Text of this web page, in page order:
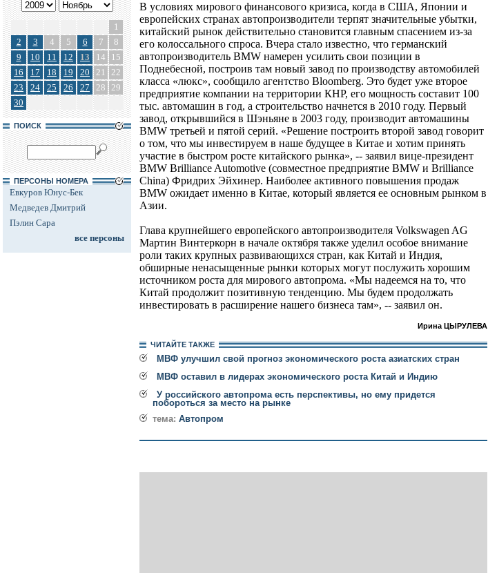
1
2
3 4 5 6 7
8
9
10 11 12 13 14
15
16
17 18 19 20 21
22
23
24 25 26 27 28 29
30
ПОИСК
ПЕРСОНЫ НОМЕРА
Евкуров Юнус-Бек
Медведев Дмитрий
Пэлин Сара
все персоны
В условиях мирового финансового кризиса, когда в США, Японии и
европейских странах автопроизводители терпят значительные убытки,
китайский рынок действительно становится главным спасением из-за
его колоссального спроса. Вчера стало известно, что германский
автопроизводитель BMW намерен усилить свои позиции в
Поднебесной, построив там новый завод по производству автомобилей
класса «люкс», сообщило агентство Bloomberg. Это будет уже второе
предприятие компании на территории КНР, его мощность составит 100
тыс. автомашин в год, а строительство начнется в 2010 году. Первый
завод, открывшийся в Шэньяне в 2003 году, производит автомашины
BMW третьей и пятой серий. «Решение построить второй завод говорит
о том, что мы инвестируем в наше будущее в Китае и хотим принять
участие в быстром росте китайского рынка», -- заявил вице-президент
BMW Brilliance Automotive (совместное предприятие BMW и Brilliance
China) Фридрих Эйхинер. Наиболее активного повышения продаж
BMW ожидает именно в Китае, который является ее основным рынком в
Азии.
Глава крупнейшего европейского автопроизводителя Volkswagen AG
Мартин Винтеркорн в начале октября также уделил особое внимание
роли таких крупных развивающихся стран, как Китай и Индия,
обширные ненасыщенные рынки которых могут послужить хорошим
источником роста для мирового автопрома. «Мы надеемся на то, что
Китай продолжит позитивную тенденцию. Мы будем продолжать
инвестировать в расширение нашего бизнеса там», -- заявил он.
Ирина ЦЫРУЛЕВА
ЧИТАЙТЕ ТАКЖЕ
МВФ улучшил свой прогноз экономического роста азиатских стран
МВФ оставил в лидерах экономического роста Китай и Индию
У российского автопрома есть перспективы, но ему придется
побороться за место на рынке
тема: Автопром